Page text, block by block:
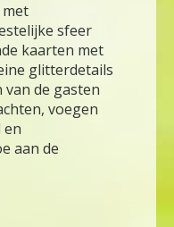
sfeer
kaarten met
glitterdetails
de gasten
voegen
en
aan de